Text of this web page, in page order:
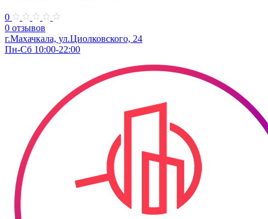
0
0 отзывов
г.Махачкала​, ул.Циолковского, 24
Пн-Сб 10:00-22:00